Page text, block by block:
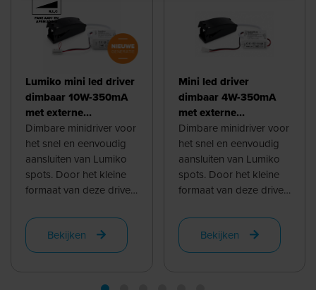
Lumiko mini led driver
dimbaar 10W-350mA
met externe
aansluitbox en
dubbelvoudige plug
and play
connectorbox |
860052
Dimbare minidriver voor
het snel en eenvoudig
aansluiten van Lumiko
spots. Door het kleine
formaat van deze driver
toepasbaar. De driver
past ...Bekijken
Mini led driver
dimbaar 4W-350mA
met externe
aansluitbox en
enkelvoudige plug and
play connector |
860300
Dimbare minidriver voor
het snel en eenvoudig
aansluiten van Lumiko
spots. Door het kleine
formaat van deze driver
toepasbaar. De driver
past ...Bekijken